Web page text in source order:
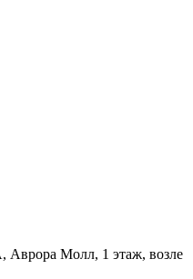
Аврора Молл, 1 этаж, возле